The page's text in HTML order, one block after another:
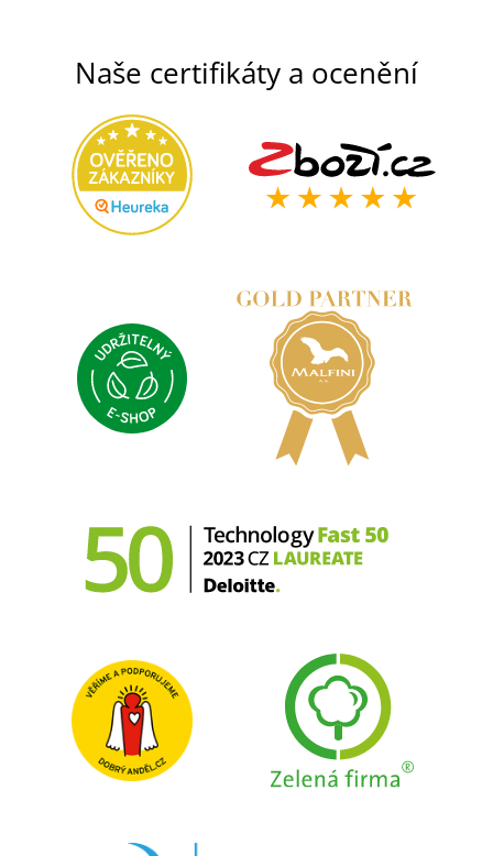
Naše certifikáty a ocenění